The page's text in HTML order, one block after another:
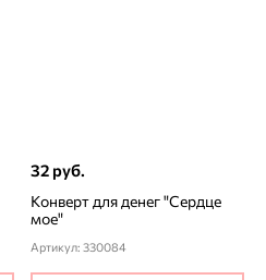
32 руб.
Конверт для денег "Сердце
мое"
Артикул: 330084